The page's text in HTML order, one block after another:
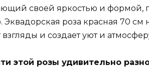
своей яркостью и формой,
Эквадорская роза красная 70
взгляды и создает уют и
этой розы удивительно